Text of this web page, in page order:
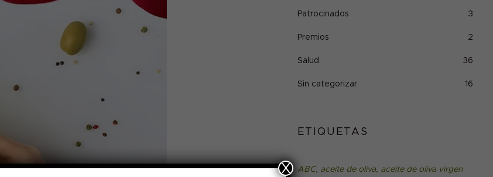
Patrocinados 3
Premios 2
Salud 36
Sin categorizar 16
ETIQUETAS
ABC aceite de oliva
aceite de oliva virgen
X